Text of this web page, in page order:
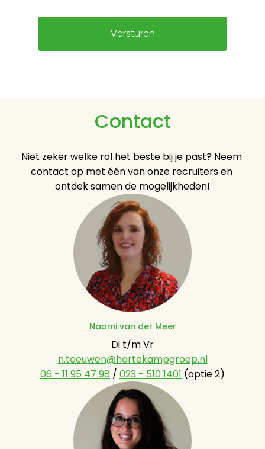
Versturen
Contact
Niet zeker welke rol het beste bij je past? Neem
contact op met één van onze recruiters en
ontdek samen de mogelijkheden!
Naomi van der Meer
n.teeuwen@hartekampgroep.nl
06 - 11 95 47 98 / 023 - 510 1401 (optie 2)